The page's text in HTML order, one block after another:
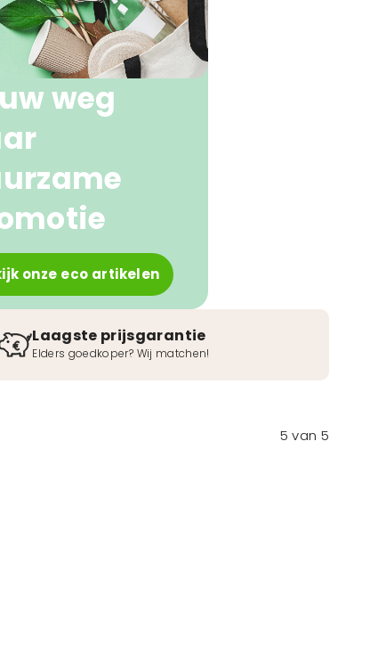
weg
onze eco artikelen
Laagste prijsgarantie
Elders goedkoper? Wij matchen!
5 van 5